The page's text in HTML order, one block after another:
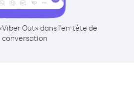
Out» dans l'en-tête de
conversation